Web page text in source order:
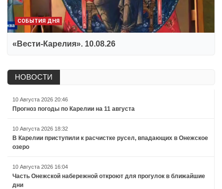
СОБЫТИЯ ДНЯ
«Вести-Карелия». 10.08.26
НОВОСТИ
10 Августа 2026 20:46
Прогноз погоды по Карелии на 11 августа
10 Августа 2026 18:32
В Карелии приступили к расчистке русел, впадающих в Онежское
озеро
10 Августа 2026 16:04
Часть Онежской набережной откроют для прогулок в ближайшие
дни